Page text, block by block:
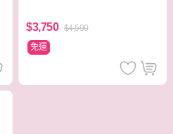
$3,750 $4,590
免運